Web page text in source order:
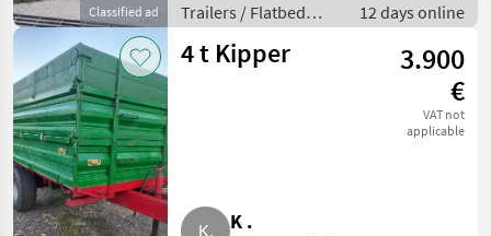
Classified ad
Trailers / Flatbed
trailers
12 days online
4 t Kipper
3.900
€
VAT not
applicable
K .